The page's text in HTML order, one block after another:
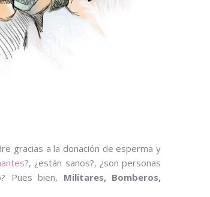
gracias a la donación de esperma y
?, ¿están sanos?, ¿son personas
Pues bien, Militares, Bomberos,